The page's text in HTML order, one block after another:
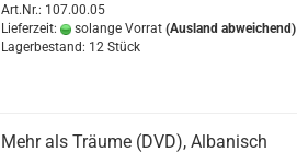
Art.Nr.: 107.00.05
Lieferzeit:
solange Vorrat (Ausland abweichend)
Lagerbestand: 12 Stück
Mehr als Träume (DVD), Albanisch